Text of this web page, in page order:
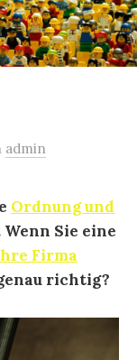
admin
Ordnung und
Wenn Sie eine
Firma
richtig?